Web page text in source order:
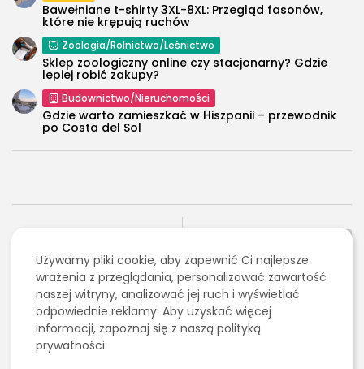
Bawełniane t-shirty 3XL-8XL: Przegląd fasonów,
które nie krępują ruchów
Zoologia/Rolnictwo/Leśnictwo
Sklep zoologiczny online czy stacjonarny? Gdzie
lepiej robić zakupy?
Budownictwo/Nieruchomości
Gdzie warto zamieszkać w Hiszpanii – przewodnik
po Costa del Sol
Czyszczenie odpływów
– skuteczne sposoby na
drożne rury w...
Uncategorized
Analiza umów
kredytowych pod kątem
wskaźnika WIBOR w
Poznaniu
Używamy pliki cookie, aby zapewnić Ci najlepsze
wrażenia z przeglądania, personalizować zawartość
naszej witryny, analizować jej ruch i wyświetlać
odpowiednie reklamy. Aby uzyskać więcej
informacji, zapoznaj się z naszą polityką
prywatności.